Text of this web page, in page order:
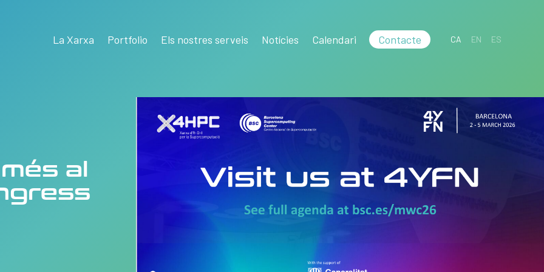
La Xarxa Portfolio Els nostres serveis Notícies Calendari Contacte CA EN ES
al